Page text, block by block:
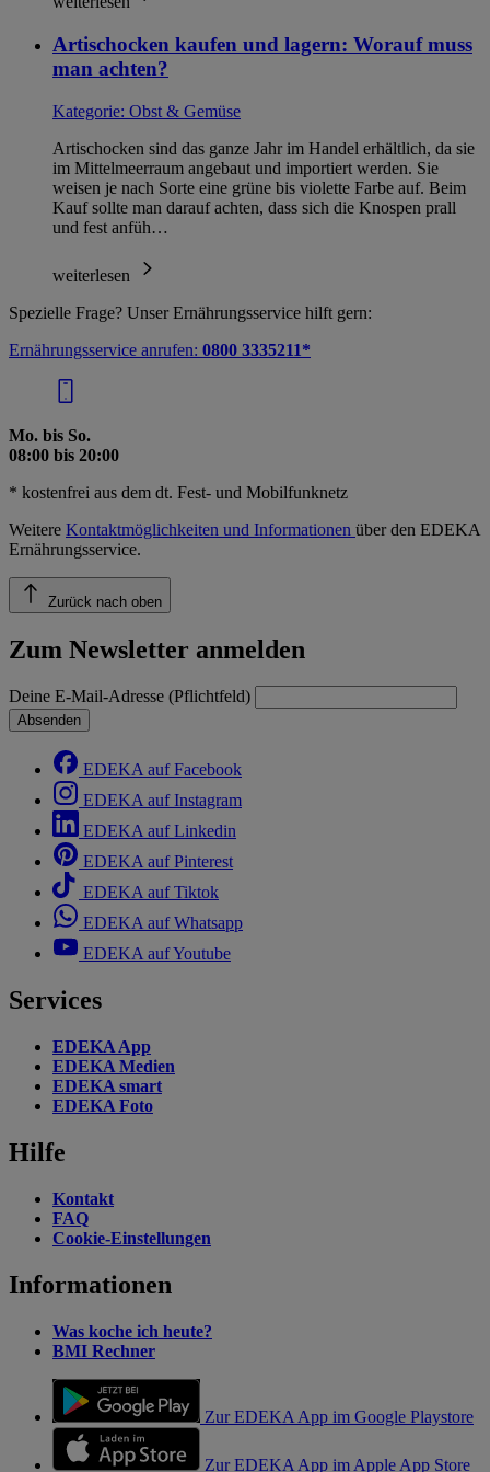
Artischocken kaufen und lagern: Worauf muss
man achten?
Kategorie: Obst & Gemüse
Artischocken sind das ganze Jahr im Handel erhältlich, da sie
im Mittelmeerraum angebaut und importiert werden. Sie
weisen je nach Sorte eine grüne bis violette Farbe auf. Beim
Kauf sollte man darauf achten, dass sich die Knospen prall
und fest anfüh…
weiterlesen
Spezielle Frage? Unser Ernährungsservice hilft gern:
Ernährungsservice anrufen: 0800 3335211*
Mo. bis So.
08:00 bis 20:00
* kostenfrei aus dem dt. Fest- und Mobilfunknetz
Weitere Kontaktmöglichkeiten und Informationen über den EDEKA
Ernährungsservice.
Zurück nach oben
Zum Newsletter anmelden
Deine E-Mail-Adresse (Pflichtfeld)
Absenden
EDEKA auf Facebook
EDEKA auf Instagram
EDEKA auf Linkedin
EDEKA auf Pinterest
EDEKA auf Tiktok
EDEKA auf Whatsapp
EDEKA auf Youtube
Services
EDEKA App
EDEKA Medien
EDEKA smart
EDEKA Foto
Hilfe
Kontakt
FAQ
Cookie-Einstellungen
Informationen
Was koche ich heute?
BMI Rechner
Zur EDEKA App im Google Playstore
Zur EDEKA App im Apple App Store